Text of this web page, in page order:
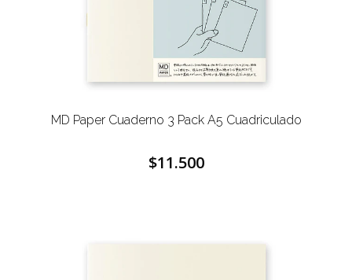
MD Paper Cuaderno 3 Pack A5 Cuadriculado
$11.500